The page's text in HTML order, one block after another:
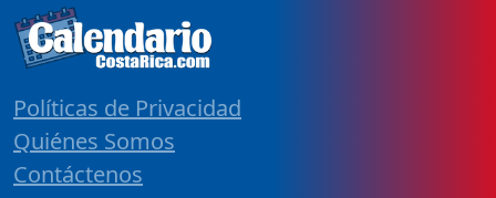
Políticas de Privacidad
Quiénes Somos
Contáctenos